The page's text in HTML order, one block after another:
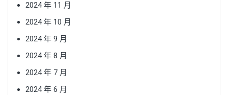
2024 年 11 月
2024 年 10 月
2024 年 9 月
2024 年 8 月
2024 年 7 月
2024 年 6 月